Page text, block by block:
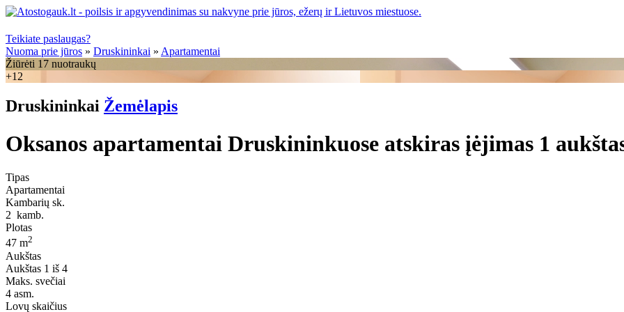
Teikiate paslaugas?
Nuoma prie jūros » Druskininkai » Apartamentai
Žiūrėti 17 nuotraukų
+12
Druskininkai Žemėlapis
Oksanos apartamentai Druskininkuose atskiras įėjimas 1
Tipas
Apartamentai
Kambarių sk.
2 kamb.
Plotas
47 m2
Aukštas
Aukštas 1 iš 4
Maks. svečiai
4 asm.
Lovų skaičius